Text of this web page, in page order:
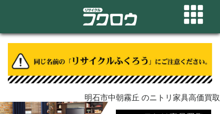
明石市中朝霧丘 のニトリ家具高価買取